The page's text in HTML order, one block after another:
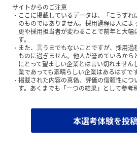
サイトからのご注意
ここに掲載しているデータは、「こうす
のものではありません。採用過程は人に
更や採用担当者が変わることで前年と大幅
す。
また、言うまでもないことですが、採用
ものに過ぎません。他人が誉めているから
にとって望ましい企業とは言い切れませ
業であっても素晴らしい企業はあるはずです
掲載された内容の真偽、評価の信頼性につ
す。あくまでも「一つの結果」として参考
本選考体験を投